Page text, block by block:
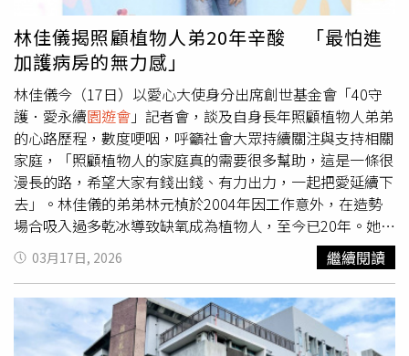
Amy則曾在《小明星大跟班》節目中透露自己曾有1年多的
時間，為了省錢，都會到超商拿報廢食品果腹。（圖／翻攝
自Amy臉書）另一方面，「女F4」Fantasy 4成員葉庭蓁
（Amy）則曾在《小明星大跟班》節目中坦言，疫情期間演
藝工作銳減，收入大受影響，導致她只能吃老本，還要負擔
7歲兒子的養育費，戶頭竟只剩9000元，更透露自己曾有1
年多的時間，為了省錢，都會到超商拿報廢食品果腹。吳姍
儒去年4月被爆疑似將廠商提供的公關品上網轉售。（圖／
翻攝自吳姍儒臉書）至於綜藝天王吳宗憲之女吳姍儒
（Sandy），擔任氣泡水機代言人3年，去年4月被爆疑似將
廠商提供的公關品上網轉售，堪稱是高級「免費仔」，由於
該機型為最新款、全台僅她持有，因而被品牌方察覺。儘管
她事後出面否認，但不到一周後代言人隨即更換為詹懷雲。
對此，廠商則特別解釋與吳姍儒的合約在年初就結束了。
林佳儀揭照顧植物人弟20年辛酸 「最怕進
加護病房的無力感」
林佳儀今（17日）以愛心大使身分出席創世基金會「40守
護．愛永續園遊會 」記者會，談及自身長年照顧植物人弟弟
的心路歷程，數度哽咽，呼籲社會大眾持續關注與支持相關
家庭，「照顧植物人的家庭真的需要很多幫助，這是一條很
漫長的路，希望大家有錢出錢、有力出力，一起把愛延續下
去」。林佳儀的弟弟林元楨於2004年因工作意外，在造勢
場合吸入過多乾冰導致缺氧成為植物人，至今已20年。她表
示，照顧植物人是24小時不中斷的責任，每個細節都不能忽
視，「從幾點進食、幾點翻身，全都有固定節奏，就像照顧
力與心力，也讓家屬承受極大心理壓力，「這種辛苦，真的
不是沒有經歷過的人能體會」。談到最崩潰的時刻，她透
03月17日, 2026 繼續閱讀